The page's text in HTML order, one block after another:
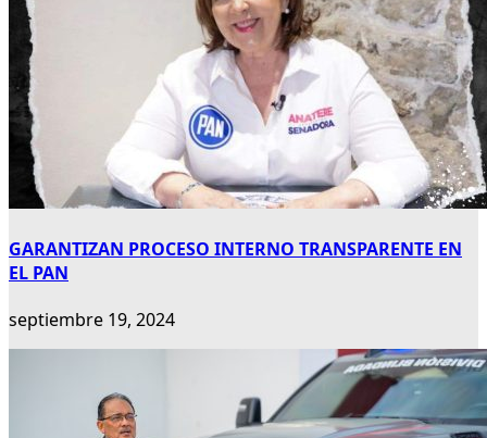
GARANTIZAN PROCESO INTERNO TRANSPARENTE EN
EL PAN
septiembre 19, 2024